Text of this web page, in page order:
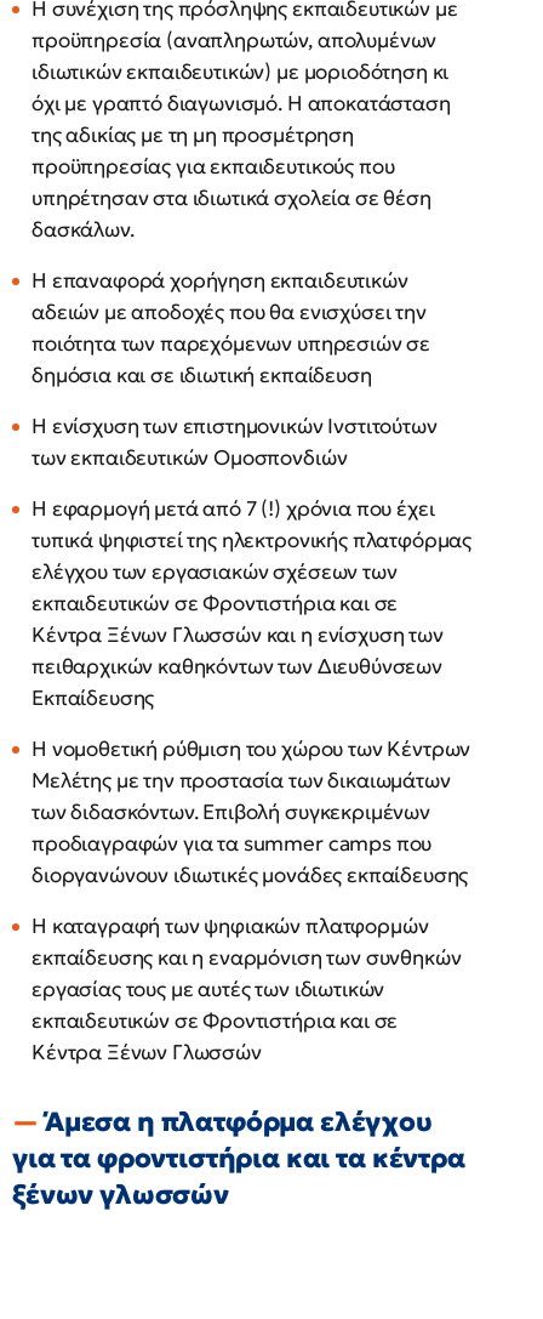
Η συνέχιση της πρόσληψης εκπαιδευτικών με
προϋπηρεσία (αναπληρωτών, απολυμένων
ιδιωτικών εκπαιδευτικών) με μοριοδότηση κι
όχι με γραπτό διαγωνισμό. Η αποκατάσταση
της αδικίας με τη μη προσμέτρηση
προϋπηρεσίας για εκπαιδευτικούς που
υπηρέτησαν στα ιδιωτικά σχολεία σε θέση
δασκάλων.
Η επαναφορά χορήγηση εκπαιδευτικών
αδειών με αποδοχές που θα ενισχύσει την
ποιότητα των παρεχόμενων υπηρεσιών σε
δημόσια και σε ιδιωτική εκπαίδευση
Η ενίσχυση των επιστημονικών Ινστιτούτων
των εκπαιδευτικών Ομοσπονδιών
Η εφαρμογή μετά από 7 (!) χρόνια που έχει
τυπικά ψηφιστεί της ηλεκτρονικής πλατφόρμας
ελέγχου των εργασιακών σχέσεων των
εκπαιδευτικών σε Φροντιστήρια και σε
Κέντρα Ξένων Γλωσσών και η ενίσχυση των
πειθαρχικών καθηκόντων των Διευθύνσεων
Εκπαίδευσης
Η νομοθετική ρύθμιση του χώρου των Κέντρων
Μελέτης με την προστασία των δικαιωμάτων
των διδασκόντων. Επιβολή συγκεκριμένων
προδιαγραφών για τα summer camps που
διοργανώνουν ιδιωτικές μονάδες εκπαίδευσης
Η καταγραφή των ψηφιακών πλατφορμών
εκπαίδευσης και η εναρμόνιση των συνθηκών
εργασίας τους με αυτές των ιδιωτικών
εκπαιδευτικών σε Φροντιστήρια και σε
Κέντρα Ξένων Γλωσσών
Άμεσα η πλατφόρμα ελέγχου
για τα φροντιστήρια και τα κέντρα
ξένων γλωσσών